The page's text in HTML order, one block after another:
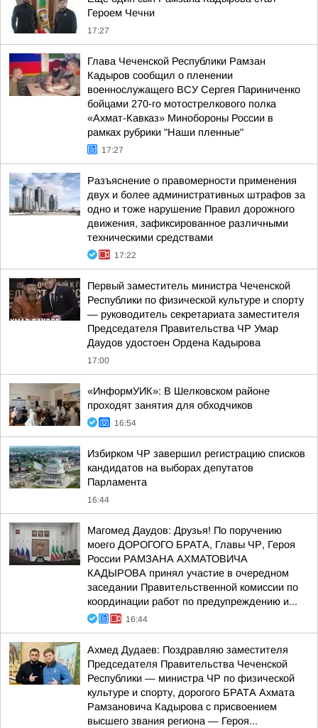
Героем Чечни
17:27
Глава Чеченской Республики Рамзан
Кадыров сообщил о пленении
военнослужащего ВСУ Сергея Париниченко
бойцами 270-го мотострелкового полка
«Ахмат-Кавказ» Минобороны России в
рамках рубрики "Наши пленные"
17:27
Разъяснение о правомерности применения
двух и более административных штрафов за
одно и тоже нарушение Правил дорожного
движения, зафиксированное различными
техническими средствами
17:22
Первый заместитель министра Чеченской
Республики по физической культуре и спорту
— руководитель секретариата заместителя
Председателя Правительства ЧР Умар
Даудов удостоен Ордена Кадырова
17:00
«ИнформУИК»: В Шелковском районе
проходят занятия для обходчиков
16:54
Избирком ЧР завершил регистрацию списков
кандидатов на выборах депутатов
Парламента
16:44
Магомед Даудов: Друзья! По поручению
моего ДОРОГОГО БРАТА, Главы ЧР, Героя
России РАМЗАНА АХМАТОВИЧА
КАДЫРОВА принял участие в очередном
заседании Правительственной комиссии по
координации работ по предупреждению и...
16:44
Ахмед Дудаев: Поздравляю заместителя
Председателя Правительства Чеченской
Республики — министра ЧР по физической
культуре и спорту, дорогого БРАТА Ахмата
Рамзановича Кадырова с присвоением
высшего звания региона — Героя...